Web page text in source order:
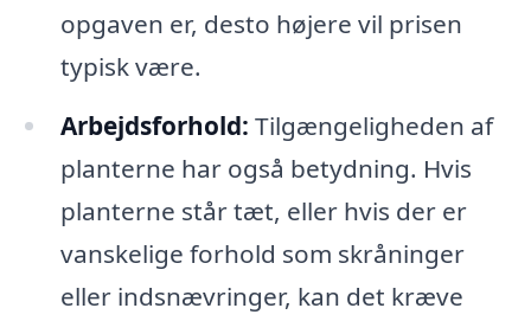
opgaven er, desto højere vil prisen
typisk være.
Arbejdsforhold: Tilgængeligheden af
planterne har også betydning. Hvis
planterne står tæt, eller hvis der er
vanskelige forhold som skråninger
eller indsnævringer, kan det kræve